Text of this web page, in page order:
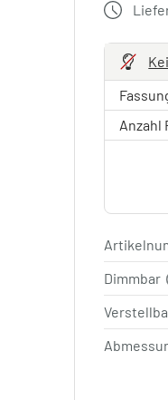
Anzahl
Dimmbar